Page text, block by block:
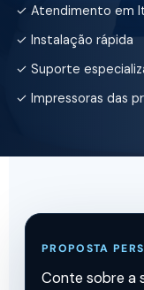
✓ Atendimento em
✓ Instalação rápida
✓ Suporte
✓ Impressoras das
PROPOSTA
Conte sobre a